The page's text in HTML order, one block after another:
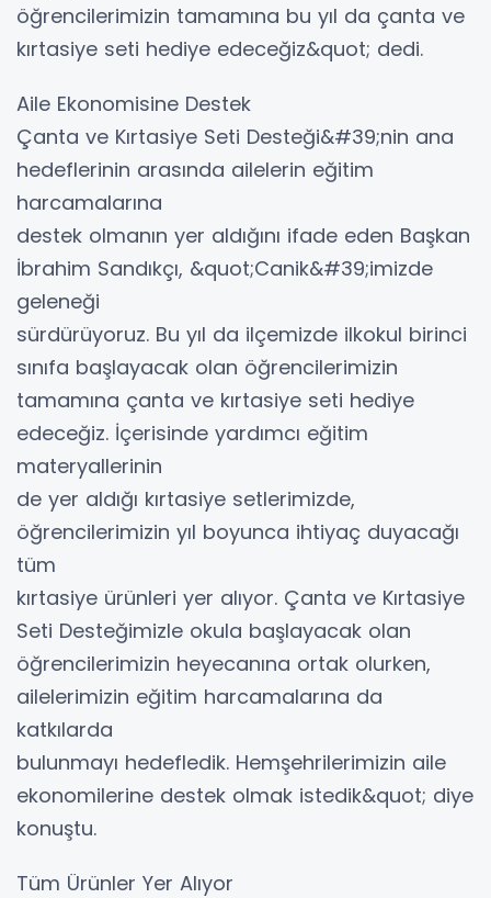
öğrencilerimizin tamamına bu yıl da çanta ve
kırtasiye seti hediye edeceğiz&quot; dedi.
Aile Ekonomisine Destek
Çanta ve Kırtasiye Seti Desteği&#39;nin ana
hedeflerinin arasında ailelerin eğitim
harcamalarına
destek olmanın yer aldığını ifade eden Başkan
İbrahim Sandıkçı, &quot;Canik&#39;imizde
geleneği
sürdürüyoruz. Bu yıl da ilçemizde ilkokul birinci
sınıfa başlayacak olan öğrencilerimizin
tamamına çanta ve kırtasiye seti hediye
edeceğiz. İçerisinde yardımcı eğitim
materyallerinin
de yer aldığı kırtasiye setlerimizde,
öğrencilerimizin yıl boyunca ihtiyaç duyacağı
tüm
kırtasiye ürünleri yer alıyor. Çanta ve Kırtasiye
Seti Desteğimizle okula başlayacak olan
öğrencilerimizin heyecanına ortak olurken,
ailelerimizin eğitim harcamalarına da
katkılarda
bulunmayı hedefledik. Hemşehrilerimizin aile
ekonomilerine destek olmak istedik&quot; diye
konuştu.
Tüm Ürünler Yer Alıyor